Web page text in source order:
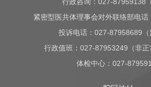
紧密型医共体理事会对外联络部电
投诉电话：027-87958689（
行政值班：027-87953249（非正
体检中心：027-